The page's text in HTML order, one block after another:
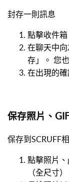
封存一則訊息
點擊收件
在聊天中
存」。 您
在出現的
保存照片、
保存到SCRUFF
點擊照片
（全尺寸）